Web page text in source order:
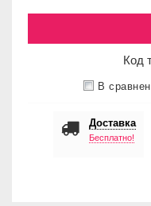
Код
В
Доставка
Бесплатно!